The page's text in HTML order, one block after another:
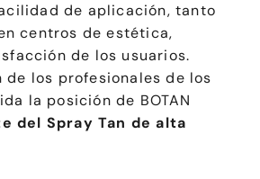
de aplicación, tanto
centros de estética,
de los usuarios.
de los profesionales de los
la posición de BOTAN
del Spray Tan de alta